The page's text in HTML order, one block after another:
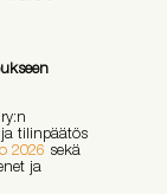
ja tilinpäätös
2026 sekä
ja